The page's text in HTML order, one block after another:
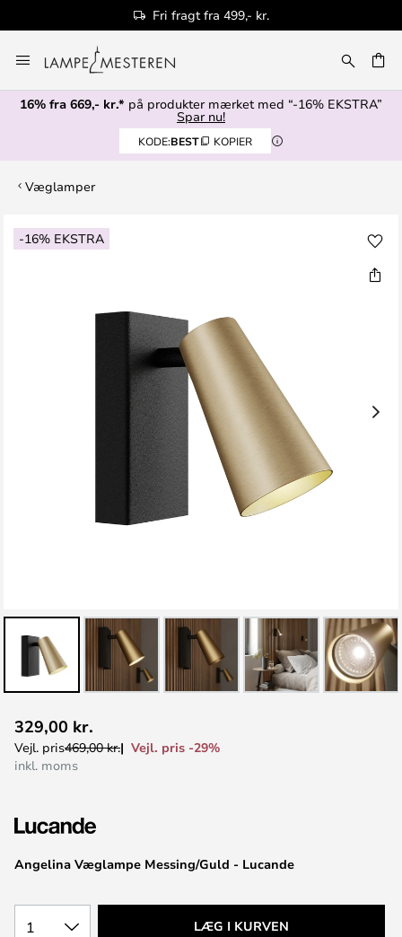
Fri fragt fra 499,- kr.
to
Content
16% fra 669,- kr.* på produkter mærket med “-16% EKSTRA”
Spar nu!
KODE:BEST KOPIER
Væglamper
-16% EKSTRA
Gå
til
billedgalleriet
til
starten
Angelina Væglampe Messing/Guld - Lucande
329,00 kr.
Vejl. pris469,00 kr.
Vejl. pris -29%
inkl. moms
1 LÆG I KURVEN